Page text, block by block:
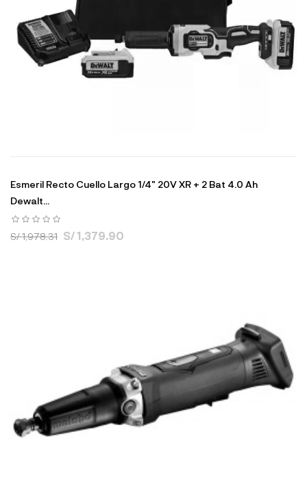
Esmeril Recto Cuello Largo 1/4" 20V XR + 2 Bat 4.0 Ah
Dewalt...
S/ 1,978.31 S/ 1,379.90